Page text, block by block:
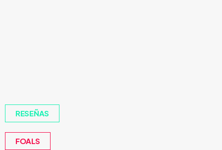
RESEÑAS
FOALS